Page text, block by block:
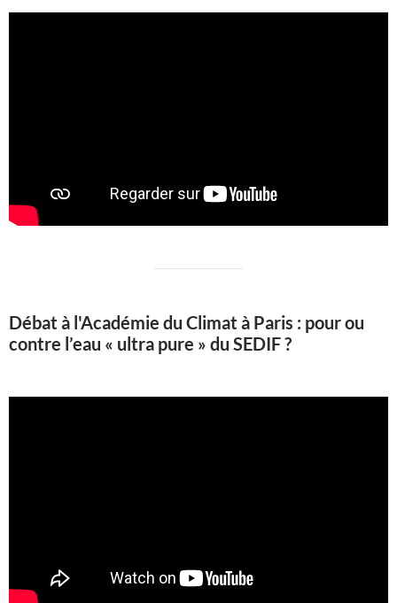
Débat à l'Académie du Climat à Paris : pour ou
contre l’eau « ultra pure » du SEDIF ?